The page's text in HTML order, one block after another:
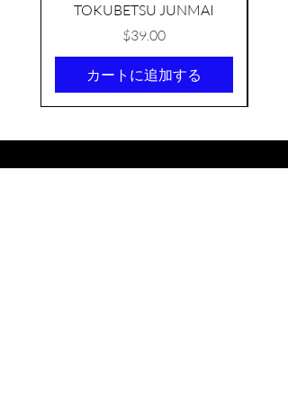
TOKUBETSU JUNMAI
価格
$39.00
カートに追加する
AS FEATURED ON
TAMAASAHI ECHOES JUNMAI